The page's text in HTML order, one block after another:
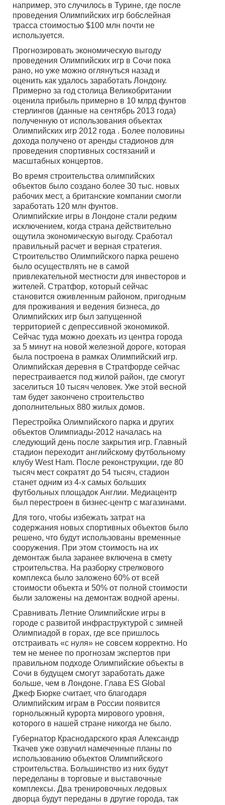
например, это случилось в Турине, где после
проведения Олимпийских игр бобслейная
трасса стоимостью $100 млн почти не
используется.
Прогнозировать экономическую выгоду
проведения Олимпийских игр в Сочи пока
рано, но уже можно оглянуться назад и
оценить как удалось заработать Лондону.
Примерно за год столица Великобритании
оценила прибыль примерно в 10 млрд фунтов
стерлингов (данные на сентябрь 2013 года)
полученную от использования объектах
Олимпийских игр 2012 года . Более половины
дохода получено от аренды стадионов для
проведения спортивных состязаний и
масштабных концертов.
Во время строительства олимпийских
объектов было создано более 30 тыс. новых
рабочих мест, а британские компании смогли
заработать 120 млн фунтов.
Олимпийские игры в Лондоне стали редким
исключением, когда страна действительно
ощутила экономическую выгоду. Сработал
правильный расчет и верная стратегия.
Строительство Олимпийского парка решено
было осуществлять не в самой
привлекательной местности для инвесторов и
жителей. Стратфор, который сейчас
становится оживленным районом, пригодным
для проживания и ведения бизнеса, до
Олимпийских игр был запущенной
территорией с депрессивной экономикой.
Сейчас туда можно доехать из центра города
за 5 минут на новой железной дороге, которая
была построена в рамках Олимпийский игр.
Олимпийская деревня в Стратфорде сейчас
перестраивается под жилой район, где смогут
заселиться 10 тысяч человек. Уже этой весной
там будет закончено строительство
дополнительных 880 жилых домов.
Перестройка Олимпийского парка и других
объектов Олимпиады-2012 началась на
следующий день после закрытия игр. Главный
стадион переходит английскому футбольному
клубу West Ham. После реконструкции, где 80
тысяч мест сократят до 54 тысяч, стадион
станет одним из 4-х самых больших
футбольных площадок Англии. Медиацентр
был перестроен в бизнес-центр с магазинами.
Для того, чтобы избежать затрат на
содержания новых спортивных объектов было
решено, что будут использованы временные
сооружения. При этом стоимость на их
демонтаж была заранее включена в смету
строительства. На разборку стрелкового
комплекса было заложено 60% от всей
стоимости объекта и 50% от полной стоимости
были заложены на демонтаж водной арены.
Сравнивать Летние Олимпийские игры в
городе с развитой инфраструктурой с зимней
Олимпиадой в горах, где все пришлось
отстраивать «с нуля» не совсем корректно. Но
тем не менее по прогнозам экспертов при
правильном подходе Олимпийские объекты в
Сочи в будущем смогут заработать даже
больше, чем в Лондоне. Глава ES Global
Джеф Бюрке считает, что благодаря
Олимпийским играм в России появится
горнолыжный курорта мирового уровня,
которого в нашей стране никогда не было.
Губернатор Краснодарского края Александр
Ткачев уже озвучил намеченные планы по
использованию объектов Олимпийского
строительства. Большинство из них будут
переделаны в торговые и выставочные
комплексы. Два тренировочных ледовых
дворца будут переданы в другие города, так